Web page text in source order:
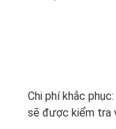
Chi phí khắc
sẽ được kiểm tra